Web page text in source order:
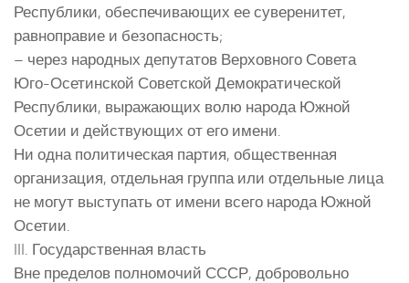
Республики, обеспечивающих ее суверенитет,
равноправие и безопасность;
– через народных депутатов Верховного Совета
Юго-Осетинской Советской Демократической
Республики, выражающих волю народа Южной
Осетии и действующих от его имени.
Ни одна политическая партия, общественная
организация, отдельная группа или отдельные лица
не могут выступать от имени всего народа Южной
Осетии.
III. Государственная власть
Вне пределов полномочий СССР, добровольно